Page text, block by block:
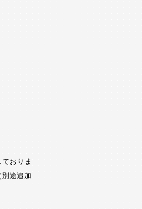
おりま
途追加